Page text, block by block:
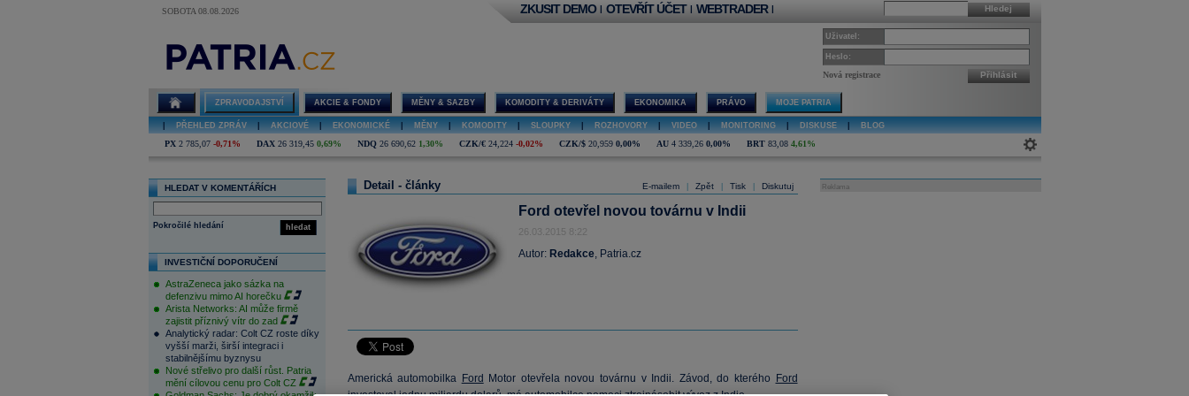
SOBOTA 08.08.2026 Hledej
ZKUSIT DEMO | OTEVŘÍT ÚČET | WEBTRADER |
Uživatel:
Heslo:
Nová registrace Přihlásit
ZPRAVODAJSTVÍ AKCIE & FONDY MĚNY & SAZBY KOMODITY & DERIVÁTY EKONOMIKA PRÁVO MOJE PATRIA
PŘEHLED ZPRÁV AKCIOVÉ EKONOMICKÉ MĚNY KOMODITY SLOUPKY ROZHOVORY VIDEO MONITORING DISKUSE BLOG
PX 2 785,07 -0,71% DAX 26 319,45 0,69% NDQ 26 690,62 1,30% CZK/€ 24,224 -0,02% CZK/$ 20,959 0,00% AU 4 339,26 0,00% BRT 83,08 4,61%
HLEDAT V KOMENTÁŘÍCH
hledat
Pokročilé hledání
INVESTIČNÍ DOPORUČENÍ
AstraZeneca jako sázka na
defenzivu mimo AI horečku
Arista Networks: AI může firmě
zajistit příznivý vítr do zad
Analytický radar: Colt CZ roste díky
vyšší marži, širší integraci i
stabilnějšímu byznysu
Nové střelivo pro další růst. Patria
mění cílovou cenu pro Colt CZ
E-mailem Zpět Tisk Diskutuj
Detail - články
Ford otevřel novou továrnu v Indii
26.03.2015 8:22
Autor: Redakce, Patria.cz
Americká automobilka Ford Motor otevřela novou továrnu v Indii. Závod, do kterého
Ford
Reklama